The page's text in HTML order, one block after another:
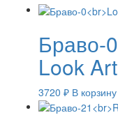
Браво-0
Look Art
3720 ₽ В корзину